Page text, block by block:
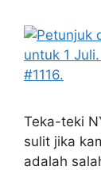
Teka-teki
sulit jika
adalah